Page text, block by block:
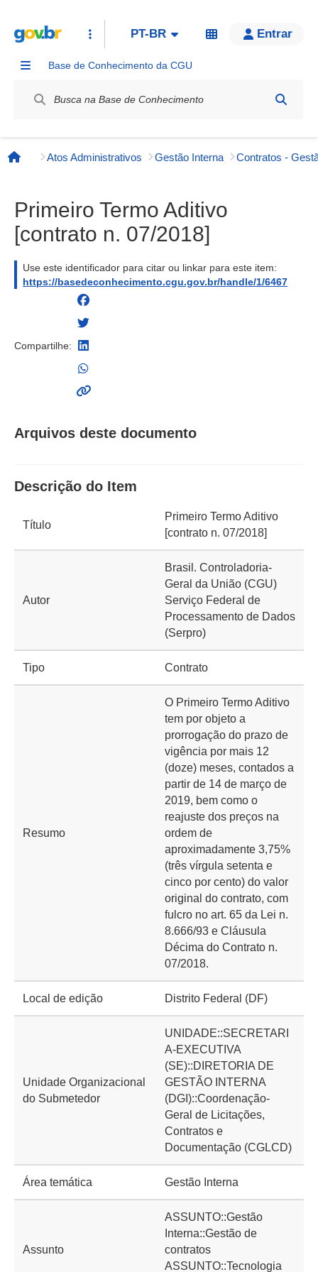
PT-BR Entrar
Base de Conhecimento da CGU
Página inicial
Atos Administrativos Gestão Interna Contratos -
Primeiro Termo Aditivo
[contrato n. 07/2018]
Use este identificador para citar ou linkar para este item:
https://basedeconhecimento.cgu.gov.br/handle/1/6467
Compartilhe:
Arquivos deste documento
Descrição do Item
Título
Primeiro Termo Aditivo
[contrato n. 07/2018]
Autor
Brasil. Controladoria-
Geral da União (CGU)
Serviço Federal de
Processamento de Dados
(Serpro)
Tipo Contrato
Resumo
O Primeiro Termo Aditivo
tem por objeto a
prorrogação do prazo de
vigência por mais 12
(doze) meses, contados a
partir de 14 de março de
2019, bem como o
reajuste dos preços na
ordem de
aproximadamente 3,75%
(três vírgula setenta e
cinco por cento) do valor
original do contrato, com
fulcro no art. 65 da Lei n.
8.666/93 e Cláusula
Décima do Contrato n.
07/2018.
Local de edição Distrito Federal (DF)
Unidade Organizacional
do Submetedor
UNIDADE::SECRETARI
A-EXECUTIVA
(SE)::DIRETORIA DE
GESTÃO INTERNA
(DGI)::Coordenação-
Geral de Licitações,
Contratos e
Documentação (CGLCD)
Área temática Gestão Interna
Assunto
ASSUNTO::Gestão
Interna::Gestão de
contratos
ASSUNTO::Tecnologia